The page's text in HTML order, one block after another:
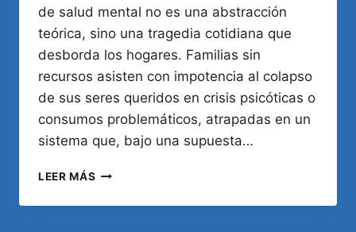
de salud mental no es una abstracción
teórica, sino una tragedia cotidiana que
desborda los hogares. Familias sin
recursos asisten con impotencia al colapso
de sus seres queridos en crisis psicóticas o
consumos problemáticos, atrapadas en un
sistema que, bajo una supuesta…
LEER MÁS SALUD
Y